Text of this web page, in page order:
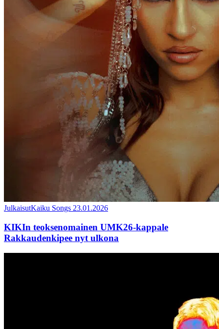
JulkaisutKaiku Songs 23.01.2026
KIKIn teoksenomainen UMK26-kappale
Rakkaudenkipee nyt ulkona